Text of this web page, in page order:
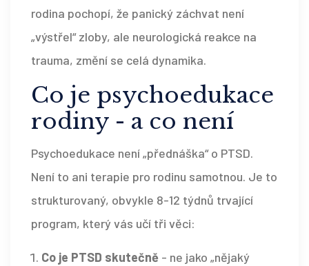
rodina pochopí, že panický záchvat není
„výstřel“ zloby, ale neurologická reakce na
trauma, změní se celá dynamika.
Co je psychoedukace
rodiny - a co není
Psychoedukace není „přednáška“ o PTSD.
Není to ani terapie pro rodinu samotnou. Je to
strukturovaný, obvykle 8-12 týdnů trvající
program, který vás učí tři věci:
Co je PTSD skutečně - ne jako „nějaký